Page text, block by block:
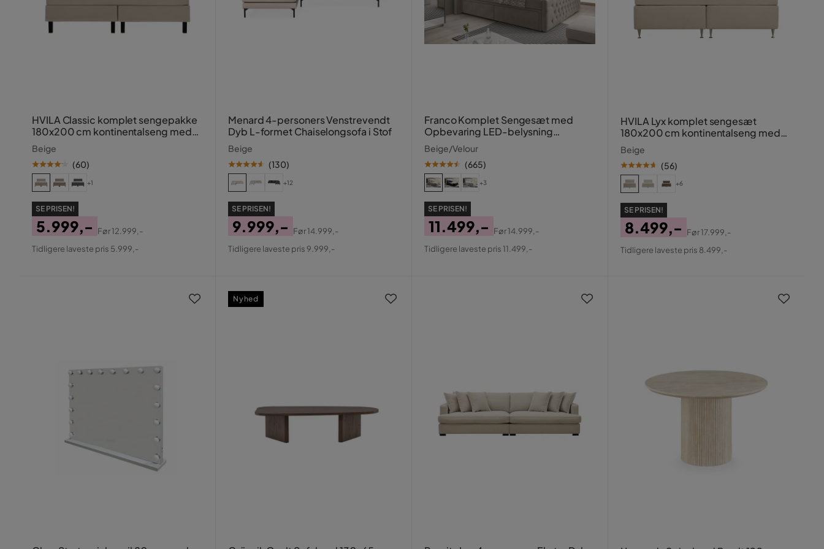
HVILA Classic komplet sengepakke
180x200 cm kontinentalseng med
diamant-sengegavl
Beige
(60)
+1
SE PRISEN!
Pris
5.999,-
Original
Før12.999,-
Tidligere laveste pris 5.999,-
Menard 4-personers Venstrevendt
Dyb L-formet Chaiselongsofa i Stof
Beige
(130)
+12
SE PRISEN!
Pris
9.999,-
Original
Før14.999,-
Tidligere laveste pris 9.999,-
Franco Komplet Sengesæt med
Opbevaring LED-belysning
180x200 cm
Beige/Velour
(665)
+3
SE PRISEN!
Pris
11.499,-
Original
Før14.999,-
Tidligere laveste pris 11.499,-
HVILA Lyx komplet sengesæt
180x200 cm kontinentalseng med
knappolstret sengegavl i velour
Beige
(56)
+6
SE PRISEN!
Pris
8.499,-
Original
Før17.999,-
Tidligere laveste pris 8.499,-
Nyhed